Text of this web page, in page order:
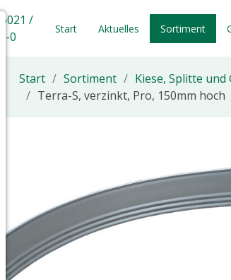
6021 /
0
Start Aktuelles Sortiment
Start Sortiment
Kiese, Splitte
Terra-S, verzinkt, Pro, 150mm hoch